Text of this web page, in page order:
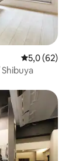
Calificación
5,0 (62)
Shibuya